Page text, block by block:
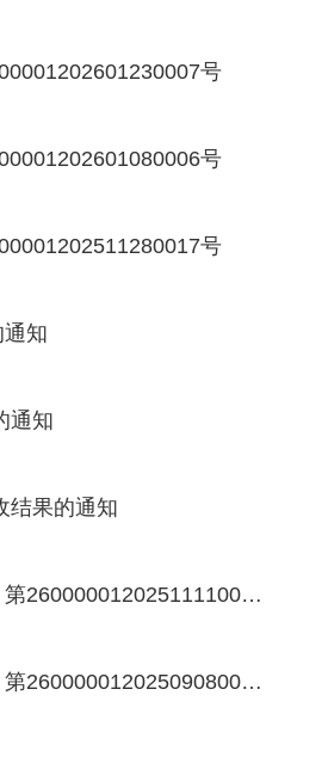
号
号
号
知
通知
结果的通知
上海市奉贤区市场监督管理局撤销登记（备案）听证告知书 沪市监注奉撤听告字〔2026〕第26000001202511110027号
上海市奉贤区市场监督管理局撤销登记（备案）听证告知书 沪市监注奉撤听告字〔2026〕第26000001202509080024号